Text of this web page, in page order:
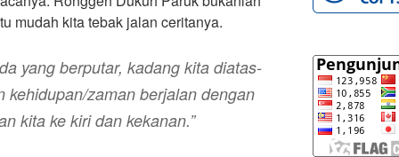
mudah kita tebak jalan ceritanya.
yang berputar, kadang kita diatas-
kehidupan/zaman berjalan dengan
kita ke kiri dan kekanan.”